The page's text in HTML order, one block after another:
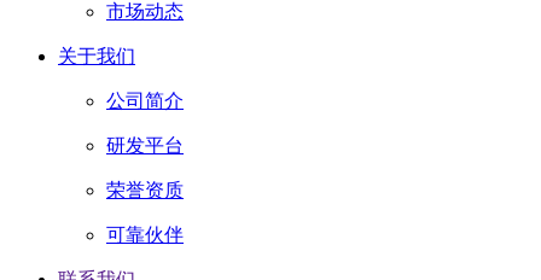
市场动态
关于我们
公司简介
研发平台
荣誉资质
可靠伙伴